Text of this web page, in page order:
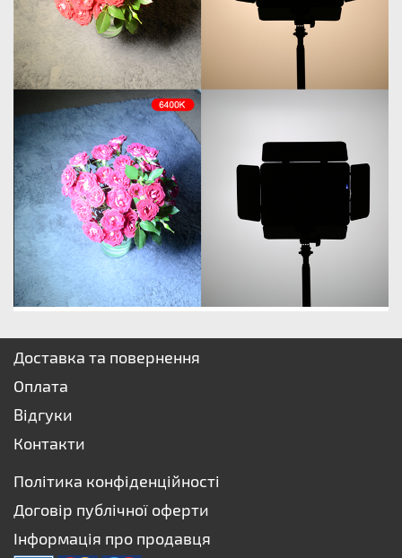
Доставка та повернення
Оплата
Відгуки
Контакти
Політика конфіденційності
Договір публічної оферти
Інформація про продавця